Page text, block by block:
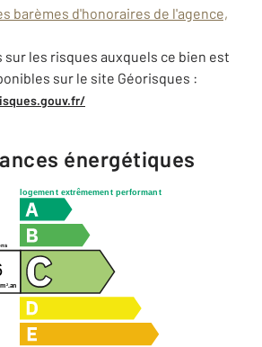
barèmes d'honoraires de l'agence,
les risques auxquels ce bien est
sur le site Géorisques :
énergétiques
logement extrêmement performant
2.an